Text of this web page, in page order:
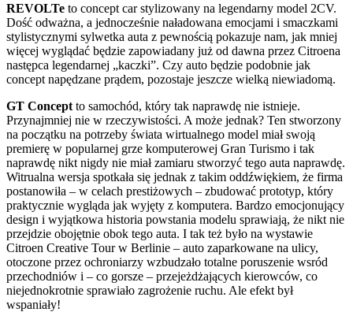
REVOLTe to concept car stylizowany na legendarny model 2CV.
Dość odważna, a jednocześnie naładowana emocjami i smaczkami
stylistycznymi sylwetka auta z pewnością pokazuje nam, jak mniej
więcej wyglądać będzie zapowiadany już od dawna przez Citroena
następca legendarnej „kaczki”. Czy auto będzie podobnie jak
concept napędzane prądem, pozostaje jeszcze wielką niewiadomą.
GT Concept to samochód, który tak naprawdę nie istnieje.
Przynajmniej nie w rzeczywistości. A może jednak? Ten stworzony
na początku na potrzeby świata wirtualnego model miał swoją
premierę w popularnej grze komputerowej Gran Turismo i tak
naprawdę nikt nigdy nie miał zamiaru stworzyć tego auta naprawdę.
Witrualna wersja spotkała się jednak z takim oddźwiękiem, że firma
postanowiła – w celach prestiżowych – zbudować prototyp, który
praktycznie wygląda jak wyjęty z komputera. Bardzo emocjonujący
design i wyjątkowa historia powstania modelu sprawiają, że nikt nie
przejdzie obojętnie obok tego auta. I tak też było na wystawie
Citroen Creative Tour w Berlinie – auto zaparkowane na ulicy,
otoczone przez ochroniarzy wzbudzało totalne poruszenie wsród
przechodniów i – co gorsze – przejeżdżających kierowców, co
niejednokrotnie sprawiało zagrożenie ruchu. Ale efekt był
wspaniały!